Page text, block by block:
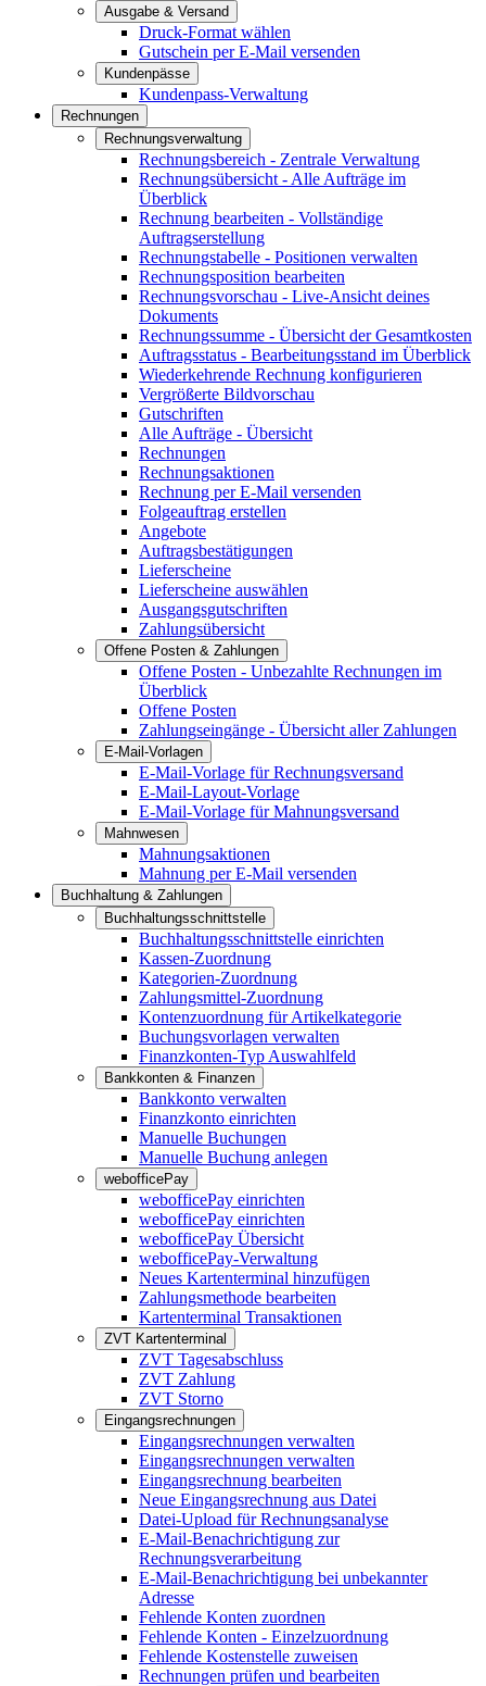
Ausgabe & Versand
Druck-Format wählen
Gutschein per E-Mail versenden
Kundenpässe
Kundenpass-Verwaltung
Rechnungen
Rechnungsverwaltung
Rechnungsbereich - Zentrale Verwaltung
Rechnungsübersicht - Alle Aufträge im
Überblick
Rechnung bearbeiten - Vollständige
Auftragserstellung
Rechnungstabelle - Positionen verwalten
Rechnungsposition bearbeiten
Rechnungsvorschau - Live-Ansicht deines
Dokuments
Rechnungssumme - Übersicht der Gesamtkosten
Auftragsstatus - Bearbeitungsstand im Überblick
Wiederkehrende Rechnung konfigurieren
Vergrößerte Bildvorschau
Gutschriften
Alle Aufträge - Übersicht
Rechnungen
Rechnungsaktionen
Rechnung per E-Mail versenden
Folgeauftrag erstellen
Angebote
Auftragsbestätigungen
Lieferscheine
Lieferscheine auswählen
Ausgangsgutschriften
Zahlungsübersicht
Offene Posten & Zahlungen
Offene Posten - Unbezahlte Rechnungen im
Überblick
Offene Posten
Zahlungseingänge - Übersicht aller Zahlungen
E-Mail-Vorlagen
E-Mail-Vorlage für Rechnungsversand
E-Mail-Layout-Vorlage
E-Mail-Vorlage für Mahnungsversand
Mahnwesen
Mahnungsaktionen
Mahnung per E-Mail versenden
Buchhaltung & Zahlungen
Buchhaltungsschnittstelle
Buchhaltungsschnittstelle einrichten
Kassen-Zuordnung
Kategorien-Zuordnung
Zahlungsmittel-Zuordnung
Kontenzuordnung für Artikelkategorie
Buchungsvorlagen verwalten
Finanzkonten-Typ Auswahlfeld
Bankkonten & Finanzen
Bankkonto verwalten
Finanzkonto einrichten
Manuelle Buchungen
Manuelle Buchung anlegen
webofficePay
webofficePay einrichten
webofficePay einrichten
webofficePay Übersicht
webofficePay-Verwaltung
Neues Kartenterminal hinzufügen
Zahlungsmethode bearbeiten
Kartenterminal Transaktionen
ZVT Kartenterminal
ZVT Tagesabschluss
ZVT Zahlung
ZVT Storno
Eingangsrechnungen
Eingangsrechnungen verwalten
Eingangsrechnungen verwalten
Eingangsrechnung bearbeiten
Neue Eingangsrechnung aus Datei
Datei-Upload für Rechnungsanalyse
E-Mail-Benachrichtigung zur
Rechnungsverarbeitung
E-Mail-Benachrichtigung bei unbekannter
Adresse
Fehlende Konten zuordnen
Fehlende Konten - Einzelzuordnung
Fehlende Kostenstelle zuweisen
Rechnungen prüfen und bearbeiten